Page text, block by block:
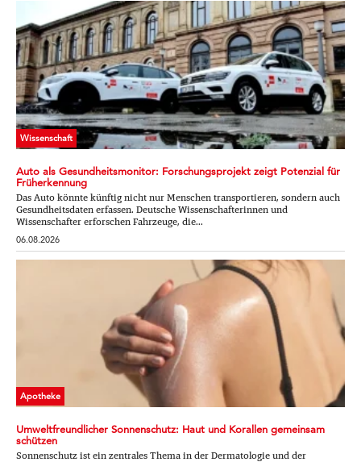
Wissenschaft
Auto als Gesundheitsmonitor: Forschungsprojekt zeigt Potenzial für
Früherkennung
Das Auto könnte künftig nicht nur Menschen transportieren, sondern auch
Gesundheitsdaten erfassen. Deutsche Wissenschafterinnen und
Wissenschafter erforschen Fahrzeuge, die...
06.08.2026
Apotheke
Umweltfreundlicher Sonnenschutz: Haut und Korallen gemeinsam
schützen
Sonnenschutz ist ein zentrales Thema in der Dermatologie und der